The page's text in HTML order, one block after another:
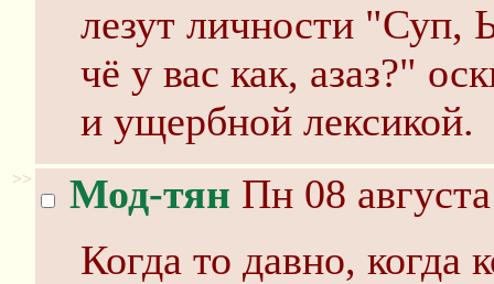
лезут личности "Суп,
чё у вас как, азаз?"
и ущербной лексикой.
>> Мод-тян Пн 08
Когда то давно, когда